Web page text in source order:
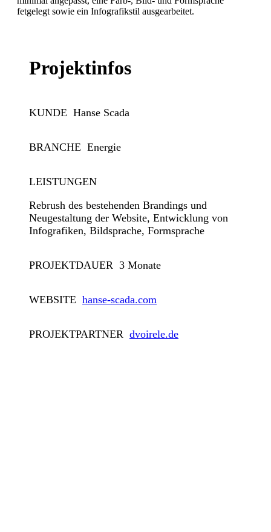
fetgelegt sowie ein Infografikstil ausgearbeitet.
Projektinfos
KUNDE Hanse Scada
BRANCHE Energie
LEISTUNGEN
Rebrush des bestehenden Brandings und
Neugestaltung der Website, Entwicklung von
Infografiken, Bildsprache, Formsprache
PROJEKTDAUER 3 Monate
WEBSITE hanse-scada.com
PROJEKTPARTNER dvoirele.de